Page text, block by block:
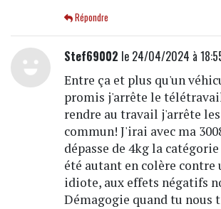
Répondre
Stef69002 le 24/04/2024 à
Entre ça et plus qu'un
promis j'arrête le
rendre au travail j'arrête
commun! J'irai avec ma
dépasse de 4kg la
été autant en colère contre
idiote, aux effets négatifs
Démagogie quand tu nous